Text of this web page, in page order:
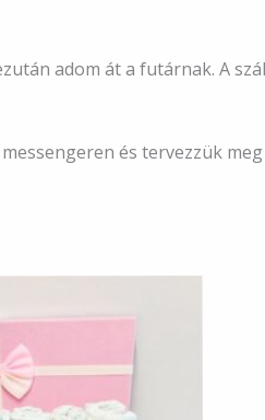
adom át a futárnak. A
és tervezzük